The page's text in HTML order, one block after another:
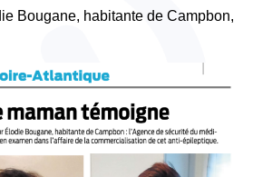
Bougane, habitante de Campbon,